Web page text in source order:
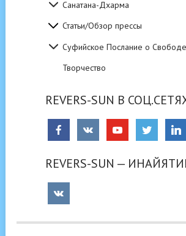
Санатана-Дхарма
Статьи/Обзор прессы
Суфийское Послание о
Творчество
REVERS-SUN В
REVERS-SUN —